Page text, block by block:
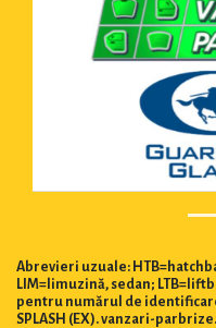
Abrevieri uzuale:
LIM=limuzină, sedan;
pentru numărul de
SPLASH (EX). vanzari-